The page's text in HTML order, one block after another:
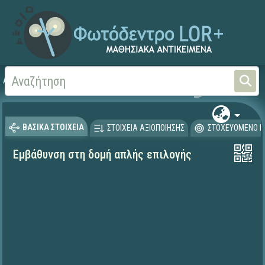
Αρχική ΕΡΓΑ ΙΤΥΕ 1996-2008
ΒΑΣΙΚΑ ΣΤΟΙΧΕΙΑ ΣΤΟΙΧΕΙΑ ΑΞΙΟΠΟΙΗΣΗΣ ΣΤΟΧΕΥΟΜΕΝΟ
Εμβάθυνση στη δομή απλής επιλογής